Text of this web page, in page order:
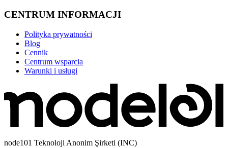
CENTRUM INFORMACJI
Polityka prywatności
Blog
Cennik
Centrum wsparcia
Warunki i usługi
node101 Teknoloji Anonim Şirketi (INC)